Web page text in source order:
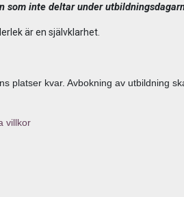
som inte deltar under
är en självklarhet.
platser kvar. Avbokning av utbildning
villkor